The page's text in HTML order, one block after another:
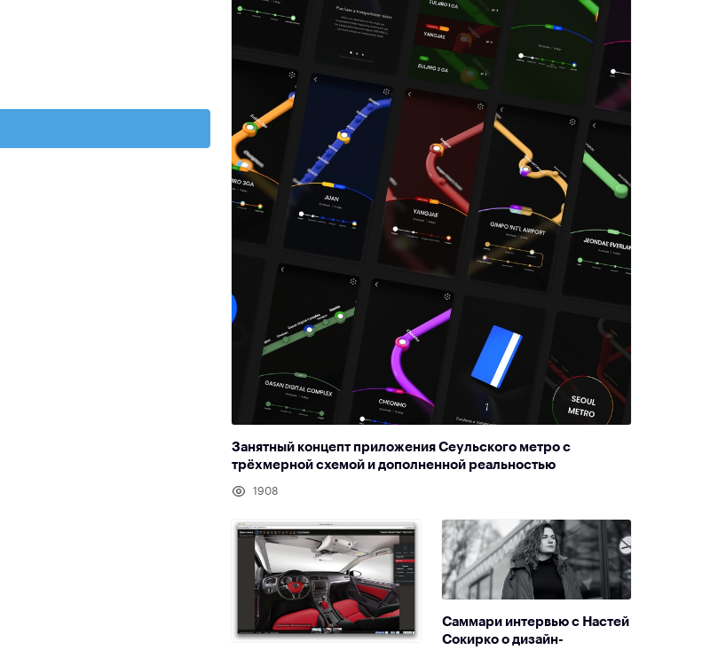
Занятный концепт приложения Сеульского метро с
трёхмерной схемой и дополненной реальностью
1908
Саммари интервью с Настей
Сокирко о дизайн-